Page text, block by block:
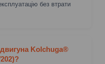
без втрати
двигуна Kolchuga®